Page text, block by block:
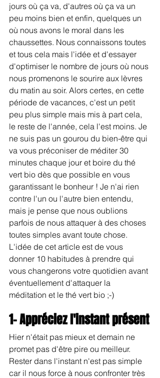
jours où ça va, d'autres où ça va un
peu moins bien et enfin, quelques un
où nous avons le moral dans les
chaussettes. Nous connaissons toutes
et tous cela mais l'idée et d'essayer
d'optimiser le nombre de jours où nous
nous promenons le sourire aux lèvres
du matin au soir. Alors certes, en cette
période de vacances, c'est un petit
peu plus simple mais mis à part cela,
le reste de l'année, cela l'est moins. Je
ne suis pas un gourou du bien-être qui
va vous préconiser de méditer 30
minutes chaque jour et boire du thé
vert bio dès que possible en vous
garantissant le bonheur ! Je n'ai rien
contre l'un ou l'autre bien entendu,
mais je pense que nous oublions
parfois de nous attaquer à des choses
toutes simples avant toute chose.
L'idée de cet article est de vous
donner 10 habitudes à prendre qui
vous changerons votre quotidien avant
éventuellement d'attaquer la
méditation et le thé vert bio ;-)
1- Appréciez l'instant présent
Hier n'était pas mieux et demain ne
promet pas d'être pire ou meilleur.
Rester dans l'instant n'est pas simple
car il nous force à nous confronter très